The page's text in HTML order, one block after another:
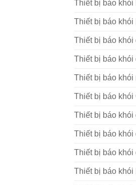
Thiết bị báo khói
Thiết bị báo khói
Thiết bị báo
Thiết bị báo khói
Thiết bị báo khói
Thiết bị báo khói
Thiết bị báo
Thiết bị báo khói
Thiết bị báo khói
Thiết bị báo khói